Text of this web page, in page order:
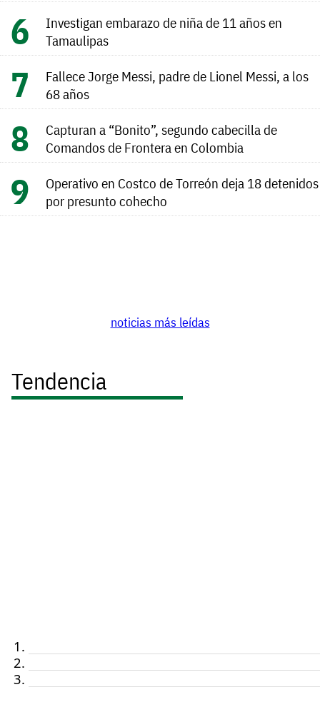
Investigan embarazo de niña de 11 años en
Tamaulipas
Fallece Jorge Messi, padre de Lionel Messi, a los
68 años
Capturan a “Bonito”, segundo cabecilla de
Comandos de Frontera en Colombia
Operativo en Costco de Torreón deja 18 detenidos
por presunto cohecho
noticias más leídas
Tendencia